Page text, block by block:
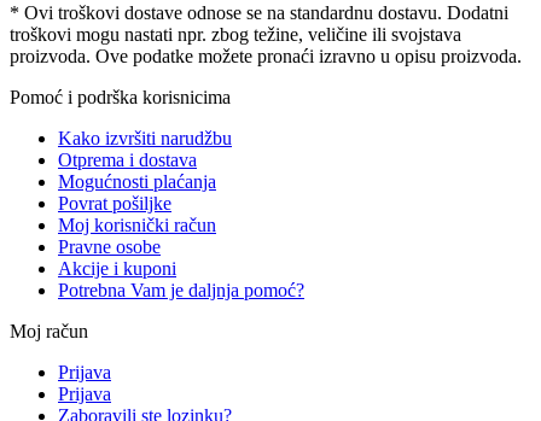
* Ovi troškovi dostave odnose se na standardnu ​​dostavu. Dodatni
troškovi mogu nastati npr. zbog težine, veličine ili svojstava
proizvoda. Ove podatke možete pronaći izravno u opisu proizvoda.
Pomoć i podrška korisnicima
Kako izvršiti narudžbu
Otprema i dostava
Mogućnosti plaćanja
Povrat pošiljke
Moj korisnički račun
Pravne osobe
Akcije i kuponi
Potrebna Vam je daljnja pomoć?
Moj račun
Prijava
Prijava
Zaboravili ste lozinku?